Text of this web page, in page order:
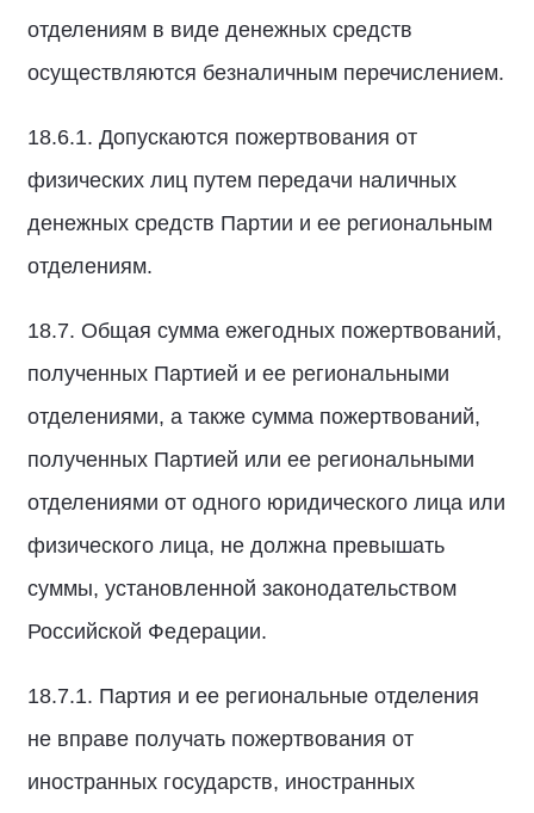
отделениям в виде денежных средств
осуществляются безналичным перечислением.
18.6.1. Допускаются пожертвования от
физических лиц путем передачи наличных
денежных средств Партии и ее региональным
отделениям.
18.7. Общая сумма ежегодных пожертвований,
полученных Партией и ее региональными
отделениями, а также сумма пожертвований,
полученных Партией или ее региональными
отделениями от одного юридического лица или
физического лица, не должна превышать
суммы, установленной законодательством
Российской Федерации.
18.7.1. Партия и ее региональные отделения
не вправе получать пожертвования от
иностранных государств, иностранных